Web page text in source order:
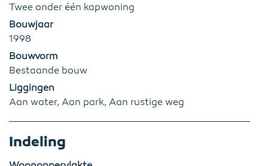
Twee onder één kapwoning
Bouwjaar
1998
Bouwvorm
Bestaande bouw
Liggingen
Aan water, Aan park, Aan rustige weg
Indeling